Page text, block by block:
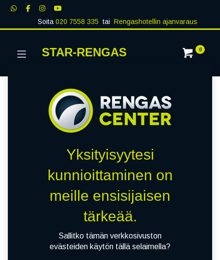
Soita020 7558 335 tai Rengashotellin ajanvaraus
STAR-RENGAS 0
Yksityisyytesi
kunnioittaminen on
meille ensisijaisen
tärkeää.
Sallitko tämän verkkosivuston
evästeiden käytön tällä selaimella?